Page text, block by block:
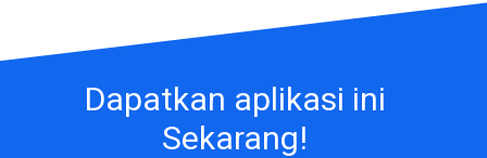
Dapatkan aplikasi ini
Sekarang!